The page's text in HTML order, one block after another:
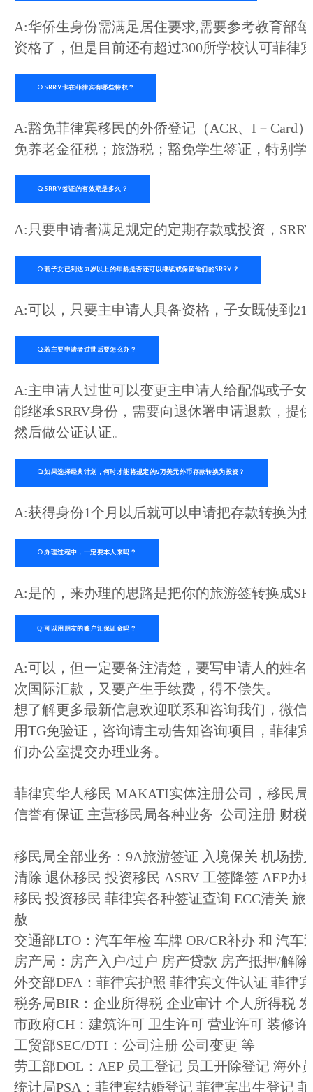
A:华侨生身份需满足居住要求,需要参考教育部
资格了，但是目前还有超过300所学校认可菲律
Q:SRRV卡在菲律宾有哪些特权？
A:豁免菲律宾移民的外侨登记（ACR、I－Card
免养老金征税；旅游税；豁免学生签证，特别
Q:SRRV签证的有效期是多久？
A:只要申请者满足规定的定期存款或投资，
Q:若子女已到达21岁以上的年龄是否还可以继续或保留他们的SRRV？
A:可以，只要主申请人具备资格，子女既使到21
Q:若主要申请者过世后要怎么办？
A:主申请人过世可以变更主申请人给配偶或子
能继承SRRV身份，需要向退休署申请退款，提
然后做公证认证。
Q:如果选择经典计划，何时才能将规定的2万美元外币存款转换为投资？
A:获得身份1个月以后就可以申请把存款转换为
Q:办理过程中，一定要本人来吗？
A:是的，来办理的思路是把你的旅游签转换成
Q:可以用朋友的账户汇保证金吗？
A:可以，但一定要备注清楚，要写申请人的姓
次国际汇款，又要产生手续费，得不偿失。
想了解更多最新信息欢迎联系和咨询我们，微信
用TG免验证，咨询请主动告知咨询项目，菲律
们办公室提交办理业务。
菲律宾华人移民 MAKATI实体注册公司，移民
信誉有保证 主营移民局各种业务 公司注册 财
移民局全部业务：9A旅游签证 入境保关 机场捞
清除 退休移民 投资移民 ASRV 工签降签 AEP
移民 投资移民 菲律宾各种签证查询 ECC清关
赦
交通部LTO：汽车年检 车牌 OR/CR补办 和 汽
房产局：房产入户/过户 房产贷款 房产抵押/解
外交部DFA：菲律宾护照 菲律宾文件认证 菲律
税务局BIR：企业所得税 企业审计 个人所得税
市政府CH：建筑许可 卫生许可 营业许可 装修
工贸部SEC/DTI：公司注册 公司变更 等
劳工部DOL：AEP 员工登记 员工开除登记 海外
统计局PSA：菲律宾结婚登记 菲律宾出生登记